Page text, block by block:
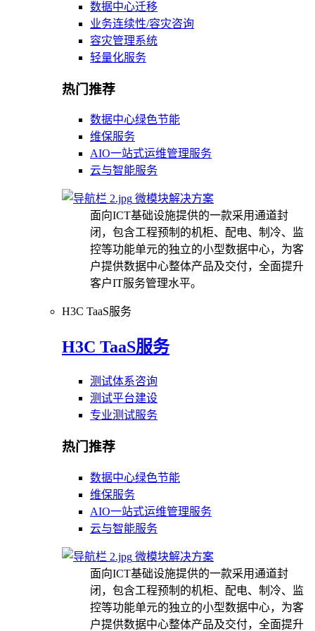
数据中心迁移
业务连续性/容灾咨询
容灾管理系统
轻量化服务
热门推荐
数据中心绿色节能
维保服务
AIO一站式运维管理服务
云与智能服务
微模块解决方案
面向ICT基础设施提供的一款采用通道封
闭，包含工程预制的机柜、配电、制冷、监
控等功能单元的独立的小型数据中心，为客
户提供数据中心整体产品及交付，全面提升
客户IT服务管理水平。
H3C TaaS服务
H3C TaaS服务
测试体系咨询
测试平台建设
专业测试服务
热门推荐
数据中心绿色节能
维保服务
AIO一站式运维管理服务
云与智能服务
微模块解决方案
面向ICT基础设施提供的一款采用通道封
闭，包含工程预制的机柜、配电、制冷、监
控等功能单元的独立的小型数据中心，为客
户提供数据中心整体产品及交付，全面提升